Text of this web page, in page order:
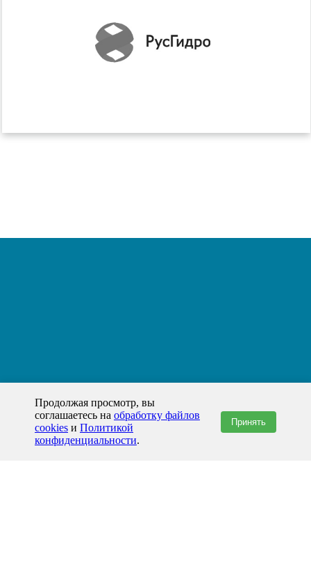
Продолжая просмотр, вы
соглашаетесь на обработку файлов
cookies и Политикой
конфиденциальности.
Принять